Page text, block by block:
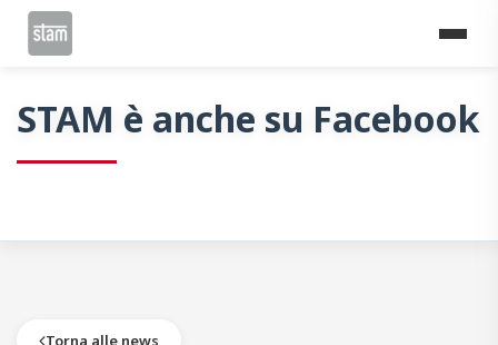
Home
STAM è anche su Facebook
Torna alle news